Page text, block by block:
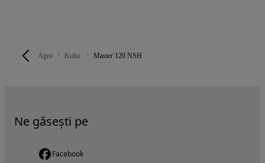
Agro Kuhn Master 120 NSH
Ne găsești pe
Facebook